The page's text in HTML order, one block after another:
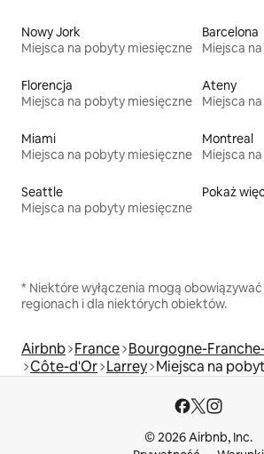
Nowy Jork
Miejsca na pobyty miesięczne
Barcelona
Miejsca
Florencja
Miejsca na pobyty miesięczne
Ateny
Miejsca
Miami
Miejsca na pobyty miesięczne
Montreal
Miejsca
Seattle
Miejsca na pobyty miesięczne
Pokaż
* Niektóre wyłączenia mogą
regionach i dla niektórych obiektów.
Airbnb France Bourgogne-
Côte-d'Or Larrey Miejsca na
© 2026 Airbnb, Inc.